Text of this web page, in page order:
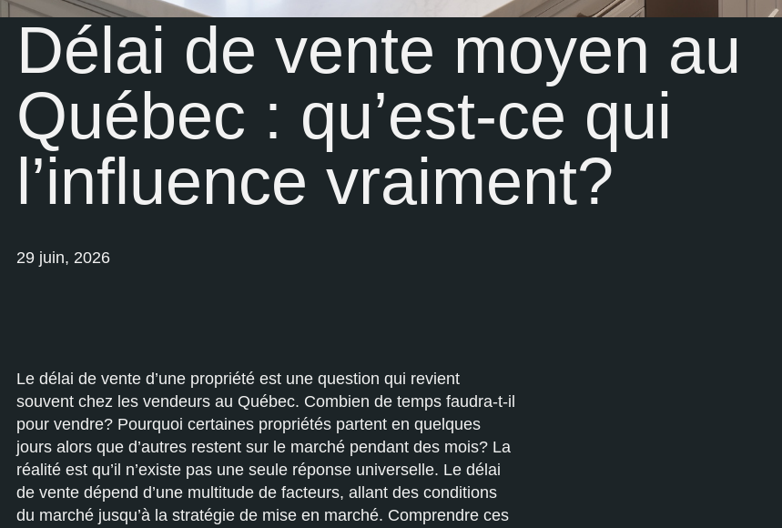
Délai de vente moyen au
Québec : qu’est-ce qui
l’influence vraiment?
29 juin, 2026
Le délai de vente d’une propriété est une question qui revient
souvent chez les vendeurs au Québec. Combien de temps faudra-t-il
pour vendre? Pourquoi certaines propriétés partent en quelques
jours alors que d’autres restent sur le marché pendant des mois? La
réalité est qu’il n’existe pas une seule réponse universelle. Le délai
de vente dépend d’une multitude de facteurs, allant des conditions
du marché jusqu’à la stratégie de mise en marché. Comprendre ces